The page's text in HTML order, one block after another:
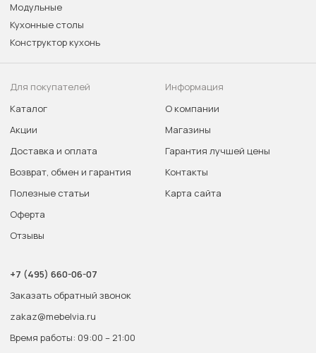
Модульные
Кухонные столы
Конструктор кухонь
Для покупателей
Каталог
Акции
Доставка и оплата
Возврат, обмен и гарантия
Полезные статьи
Оферта
Отзывы
Информация
О компании
Магазины
Гарантия лучшей цены
Контакты
Карта сайта
+7 (495) 660-06-07
Заказать обратный звонок
zakaz@mebelvia.ru
Время работы: 09:00 – 21:00